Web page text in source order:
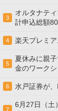
3
オルタナテ
計申込総額
4 楽天プレミ
5
夏休みに親
金のワーク
6 水戸証券が
7
6月27日（土